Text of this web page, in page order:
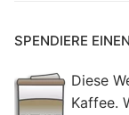
SPENDIERE
Diese
Kaffee.